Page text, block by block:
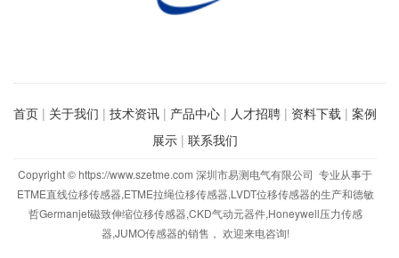
首页 | 关于我们 | 技术资讯 | 产品中心 | 人才招聘 | 资料下载 | 案例
展示 | 联系我们
Copyright © https://www.szetme.com 深圳市易测电气有限公司 专业从事于
ETME直线位移传感器,ETME拉绳位移传感器,LVDT位移传感器的生产和德敏
哲Germanjet磁致伸缩位移传感器,CKD气动元器件,Honeywell压力传感
器,JUMO传感器的销售， 欢迎来电咨询!